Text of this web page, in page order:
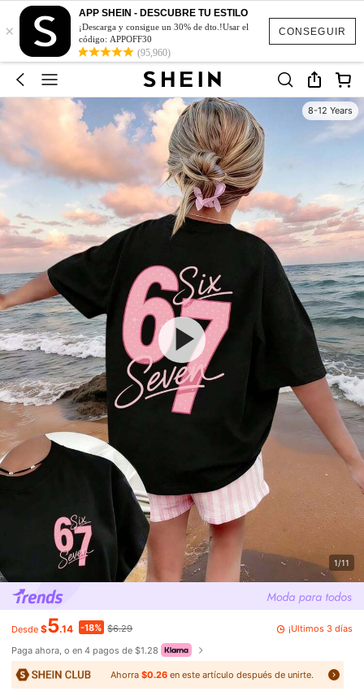
CONSEGUIR
×
APP SHEIN - DESCUBRE TU ESTILO
¡Descarga y consigue un 30% de dto.!Usar el
código: APPOFF30
(95,960)
8-12 Years
1/11
Desde $5.14 -18% $6.29
¡Últimos 3 días
Paga ahora, o en 4 pagos de $1.28
Ahorra $0.26en este artículo después de unirte.